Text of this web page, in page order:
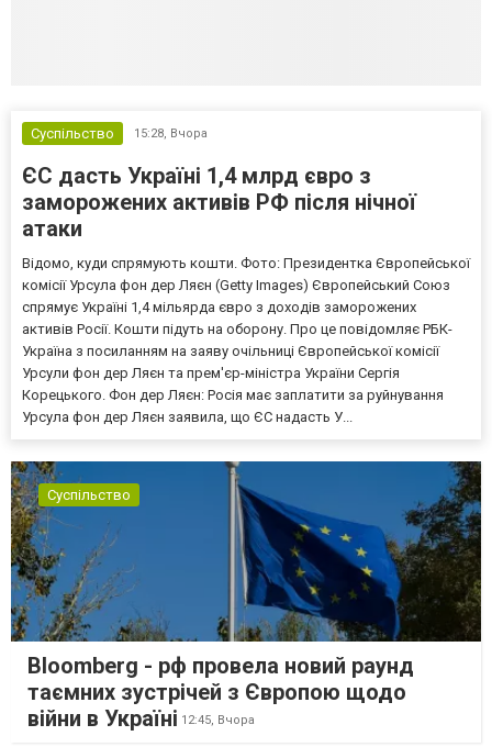
Суспільство 15:28, Вчора
ЄС дасть Україні 1,4 млрд євро з
заморожених активів РФ після нічної
атаки
Відомо, куди спрямують кошти. Фото: Президентка Європейської
комісії Урсула фон дер Ляєн (Getty Images) Європейський Союз
спрямує Україні 1,4 мільярда євро з доходів заморожених
активів Росії. Кошти підуть на оборону. Про це повідомляє РБК-
Україна з посиланням на заяву очільниці Європейської комісії
Урсули фон дер Ляєн та прем'єр-міністра України Сергія
Корецького. Фон дер Ляєн: Росія має заплатити за руйнування
Урсула фон дер Ляєн заявила, що ЄС надасть У...
Суспільство
Bloomberg - рф провела новий раунд
таємних зустрічей з Європою щодо
війни в Україні 12:45, Вчора